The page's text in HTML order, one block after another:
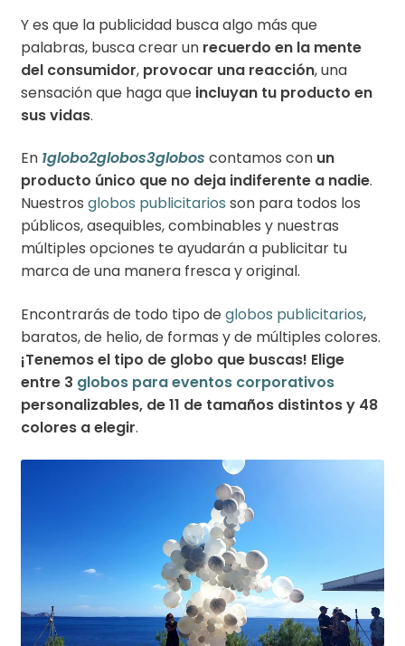
Y es que la publicidad busca algo más que
palabras, busca crear un recuerdo en la mente
del consumidor, provocar una reacción, una
sensación que haga que incluyan tu producto en
sus vidas.
En 1globo2globos3globos contamos con un
producto único que no deja indiferente a nadie.
Nuestros globos publicitarios son para todos los
públicos, asequibles, combinables y nuestras
múltiples opciones te ayudarán a publicitar tu
marca de una manera fresca y original.
Encontrarás de todo tipo deglobos publicitarios,
baratos, de helio, de formas y de múltiples colores.
¡Tenemos el tipo de globo que buscas! Elige
entre 3 globos para eventos corporativos
personalizables, de 11 de tamaños distintos y 48
colores a elegir.